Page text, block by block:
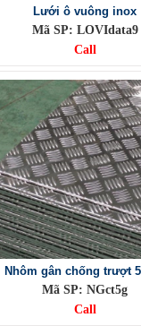
Lưới ô vuông inox
Mã SP: LOVIdata9
Call
Nhôm gân chống trượt
Mã SP: NGct5g
Call